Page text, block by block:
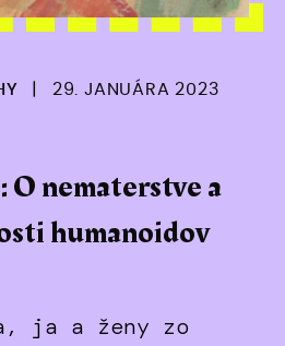
29. JANUÁRA 2023
O nematerstve a
humanoidov
ja a ženy zo